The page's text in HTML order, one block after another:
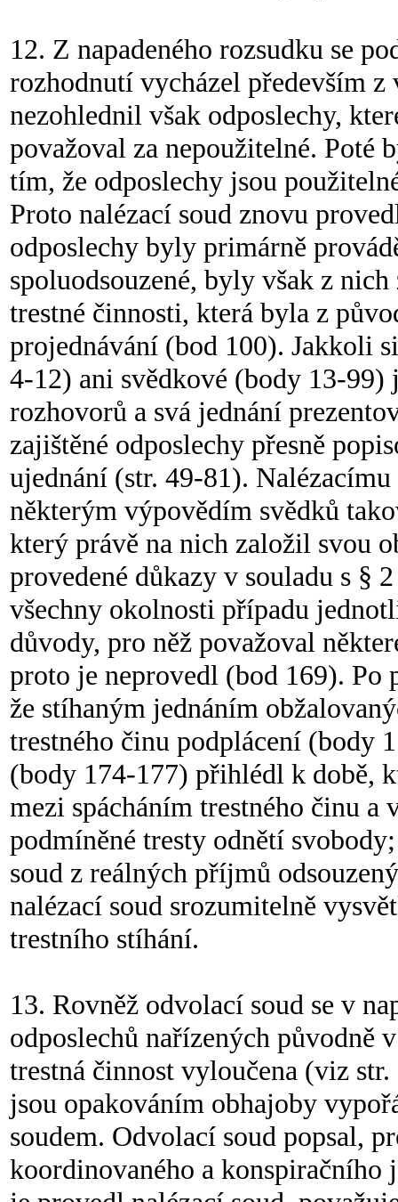
12. Z napadeného rozsudku se
rozhodnutí vycházel především
nezohlednil však odposlechy,
považoval za nepoužitelné. Poté
tím, že odposlechy jsou
Proto nalézací soud znovu
odposlechy byly primárně
spoluodsouzené, byly však z
trestné činnosti, která byla z
projednávání (bod 100). Jakkoli
4-12) ani svědkové (body 13-
rozhovorů a svá jednání
zajištěné odposlechy přesně
ujednání (str. 49-81).
některým výpovědím svědků
který právě na nich založil svou
provedené důkazy v souladu s §
všechny okolnosti případu
důvody, pro něž považoval
proto je neprovedl (bod 169). Po
že stíhaným jednáním
trestného činu podplácení (body
(body 174-177) přihlédl k době,
mezi spácháním trestného činu
podmíněné tresty odnětí
soud z reálných příjmů
nalézací soud srozumitelně
trestního stíhání.
13. Rovněž odvolací soud se v
odposlechů nařízených původně
trestná činnost vyloučena (viz
jsou opakováním obhajoby
soudem. Odvolací soud popsal,
koordinovaného a konspiračního